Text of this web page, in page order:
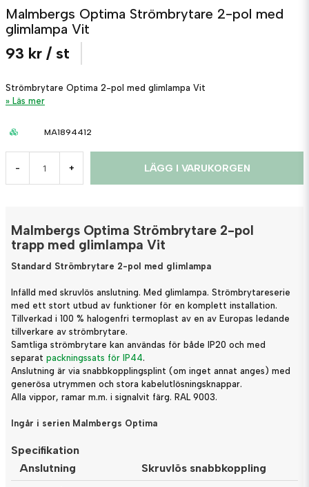
Malmbergs Optima Strömbrytare 2-pol med
glimlampa Vit
93 kr / st
Strömbrytare Optima 2-pol med glimlampa Vit
Läs mer
MA1894412
- + LÄGG I VARUKORGEN
Malmbergs Optima Strömbrytare 2-pol
trapp med glimlampa Vit
Standard Strömbrytare 2-pol med glimlampa
Infälld med skruvlös anslutning. Med glimlampa. Strömbrytareserie
med ett stort utbud av funktioner för en komplett installation.
Tillverkad i 100 % halogenfri termoplast av en av Europas ledande
tillverkare av strömbrytare.
Samtliga strömbrytare kan användas för både IP20 och med
separat packningssats för IP44.
Anslutning är via snabbkopplingsplint (om inget annat anges) med
generösa utrymmen och stora kabelutlösningsknappar.
Alla vippor, ramar m.m. i signalvit färg. RAL 9003.
Ingår i serien Malmbergs Optima
Specifikation
Anslutning
Skruvlös snabbkoppling